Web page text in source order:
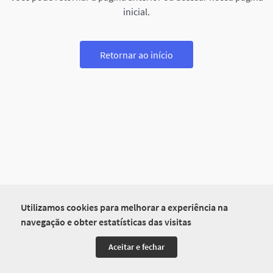
Utilizamos cookies para melhorar a experiência na
navegação e obter estatísticas das visitas
Aceitar e fechar
inicial.
Retornar ao início